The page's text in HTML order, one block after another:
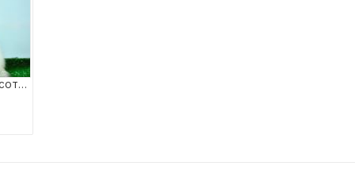
BEM BEYAZ NS 11 33 SCOTTİSH FOLD